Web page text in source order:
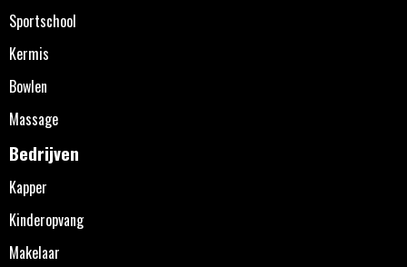
Sportschool
Kermis
Bowlen
Massage
Bedrijven
Kapper
Kinderopvang
Makelaar